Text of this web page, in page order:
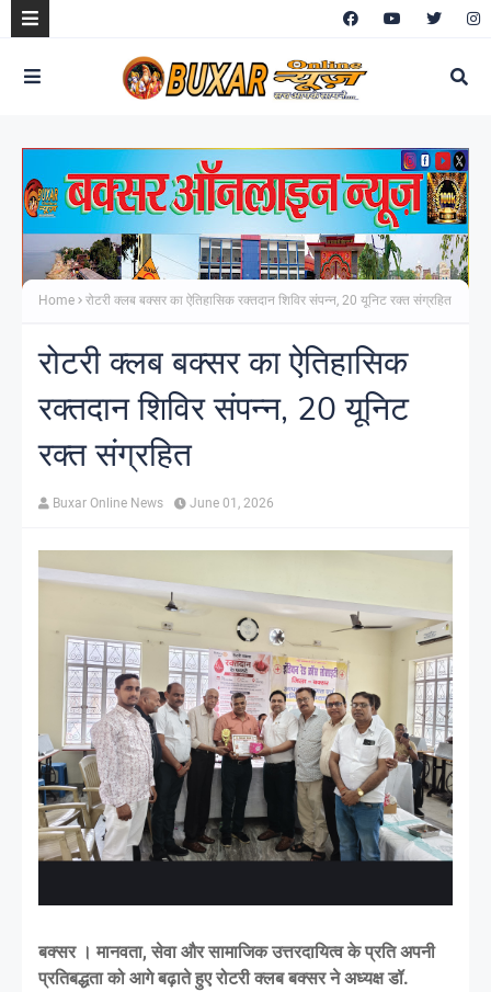
Home रोटरी क्लब बक्सर का ऐतिहासिक रक्तदान शिविर संपन्न, 20 यूनिट रक्त संग्रहित
रोटरी क्लब बक्सर का ऐतिहासिक
रक्तदान शिविर संपन्न, 20 यूनिट
रक्त संग्रहित
Buxar Online News June 01, 2026
बक्सर । मानवता, सेवा और सामाजिक उत्तरदायित्व के प्रति अपनी
प्रतिबद्धता को आगे बढ़ाते हुए रोटरी क्लब बक्सर ने अध्यक्ष डॉ.